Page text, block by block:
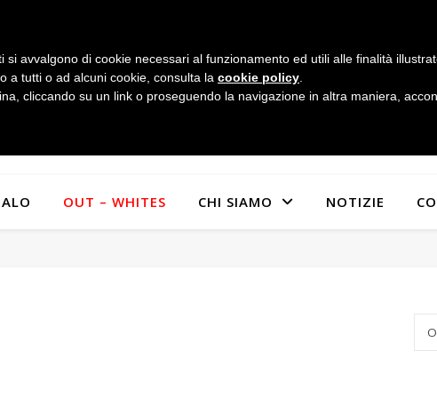
OUT – WHITES CHI SIAMO NOTIZIE
avvalgono di cookie necessari al funzionamento ed utili alle finalità
a tutti o ad alcuni cookie, consulta la cookie policy
cliccando su un link o proseguendo la navigazione in altra maniera,